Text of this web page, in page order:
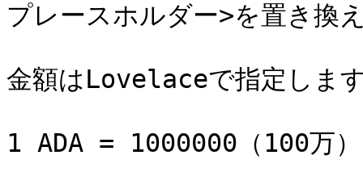
プレースホルダー>を置き換
金額はLovelaceで指定しま
1 ADA = 1000000（100万